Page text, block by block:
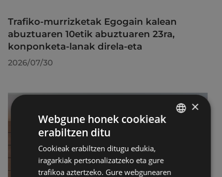
Trafiko-murrizketak Egogain kalean
abuztuaren 10etik abuztuaren 23ra,
konponketa-lanak direla-eta
2026/07/30
×
Webgune honek cookieak
erabiltzen ditu
Cookieak erabiltzen ditugu edukia,
iragarkiak pertsonalizatzeko eta gure
trafikoa aztertzeko. Gure webgunearen